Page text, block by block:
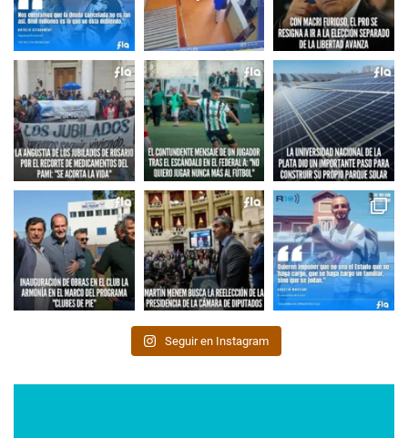
Seguir en Instagram